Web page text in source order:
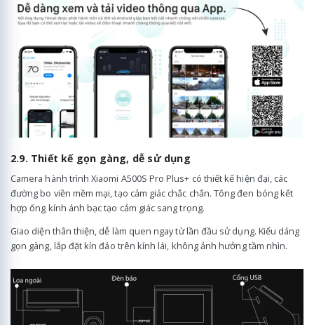
2.9. Thiết kế gọn gàng, dễ sử dụng
Camera hành trình Xiaomi A500S Pro Plus+ có thiết kế hiện đại, các
đường bo viền mềm mại, tạo cảm giác chắc chắn. Tông đen bóng kết
hợp ống kính ánh bạc tạo cảm giác sang trọng.
Giao diện thân thiện, dễ làm quen ngay từ lần đầu sử dụng. Kiểu dáng
gọn gàng, lắp đặt kín đáo trên kính lái, không ảnh hưởng tầm nhìn.